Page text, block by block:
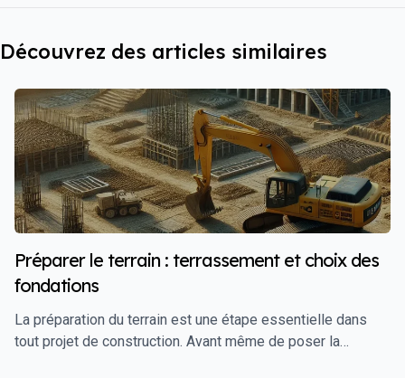
Découvrez des articles similaires
Préparer le terrain : terrassement et choix des
fondations
La préparation du terrain est une étape essentielle dans
tout projet de construction. Avant même de poser la